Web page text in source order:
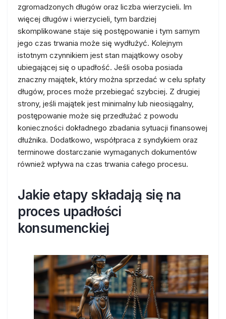
zgromadzonych długów oraz liczba wierzycieli. Im
więcej długów i wierzycieli, tym bardziej
skomplikowane staje się postępowanie i tym samym
jego czas trwania może się wydłużyć. Kolejnym
istotnym czynnikiem jest stan majątkowy osoby
ubiegającej się o upadłość. Jeśli osoba posiada
znaczny majątek, który można sprzedać w celu spłaty
długów, proces może przebiegać szybciej. Z drugiej
strony, jeśli majątek jest minimalny lub nieosiągalny,
postępowanie może się przedłużać z powodu
konieczności dokładnego zbadania sytuacji finansowej
dłużnika. Dodatkowo, współpraca z syndykiem oraz
terminowe dostarczanie wymaganych dokumentów
również wpływa na czas trwania całego procesu.
Jakie etapy składają się na
proces upadłości
konsumenckiej